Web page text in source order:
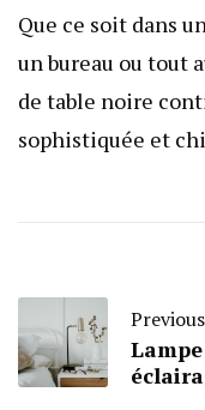
Que ce soit dans
un bureau ou tout
de table noire
sophistiquée et
Previous